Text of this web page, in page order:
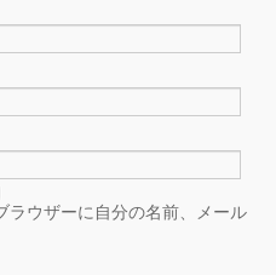
ラウザーに自分の名前、メール